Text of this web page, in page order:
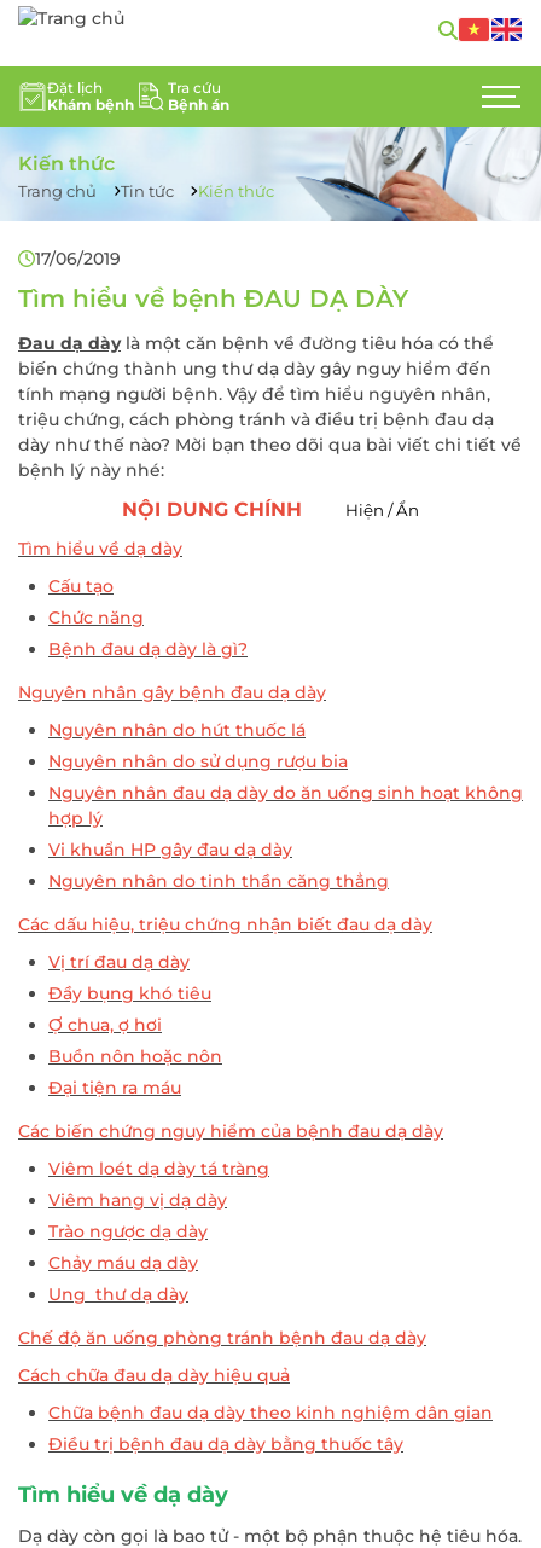
Đặt lịch
Khám bệnh
Tra cứu
Bệnh án
CHUYÊN KHOA
DỊCH VỤ Y TẾ
TIN TỨC
HỖ TRỢ KHÁCH HÀNG
LIÊN HỆ
TUYỂN DỤNG
Kiến thức
Trang chủ Tin tức Kiến thức
17/06/2019
Tìm hiểu về bệnh ĐAU DẠ DÀY
Đau dạ dàylà một căn bệnh về đường tiêu hóa có thể
biến chứng thành ung thư dạ dày gây nguy hiểm đến
tính mạng người bệnh. Vậy để tìm hiểu nguyên nhân,
triệu chứng, cách phòng tránh và điều trị bệnh đau dạ
dày như thế nào? Mời bạn theo dõi qua bài viết chi tiết về
bệnh lý này nhé:
NỘI DUNG CHÍNH Hiện / Ẩn
Tìm hiểu về dạ dày
Cấu tạo
Chức năng
Bệnh đau dạ dày là gì?
Nguyên nhân gây bệnh đau dạ dày
Nguyên nhân do hút thuốc lá
Nguyên nhân do sử dụng rượu bia
Nguyên nhân đau dạ dày do ăn uống sinh hoạt không
hợp lý
Vi khuẩn HP gây đau dạ dày
Nguyên nhân do tinh thần căng thẳng
Các dấu hiệu, triệu chứng nhận biết đau dạ dày
Vị trí đau dạ dày
Đầy bụng khó tiêu
Ợ chua, ợ hơi
Buồn nôn hoặc nôn
Đại tiện ra máu
Các biến chứng nguy hiểm của bệnh đau dạ dày
Viêm loét dạ dày tá tràng
Viêm hang vị dạ dày
Trào ngược dạ dày
Chảy máu dạ dày
Ung thư dạ dày
Chế độ ăn uống phòng tránh bệnh đau dạ dày
Cách chữa đau dạ dày hiệu quả
Chữa bệnh đau dạ dày theo kinh nghiệm dân gian
Điều trị bệnh đau dạ dày bằng thuốc tây
Tìm hiểu về dạ dày
Dạ dày còn gọi là bao tử - một bộ phận thuộc hệ tiêu hóa.